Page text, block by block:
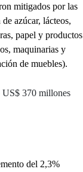
mitigados por las
azúcar, lácteos,
papel y productos
maquinarias y
de muebles).
US$ 370 millones
del 2,3%